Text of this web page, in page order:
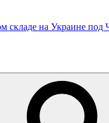
складе на Украине под